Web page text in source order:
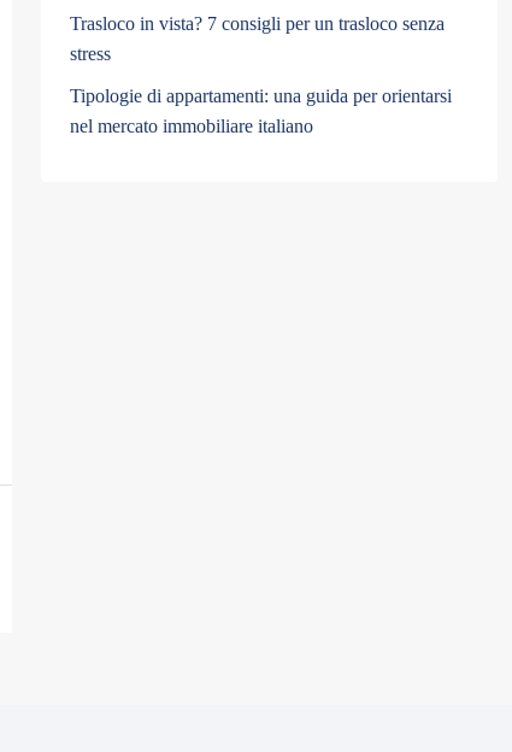
Trasloco in vista? 7 consigli per un trasloco senza
stress
Tipologie di appartamenti: una guida per orientarsi
nel mercato immobiliare italiano